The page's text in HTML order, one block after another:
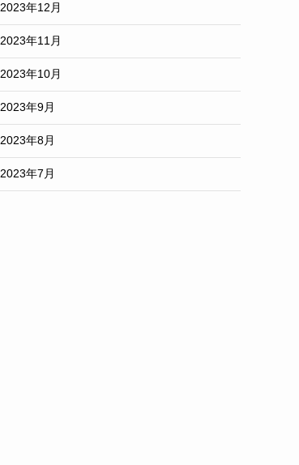
2023年12月
2023年11月
2023年10月
2023年9月
2023年8月
2023年7月